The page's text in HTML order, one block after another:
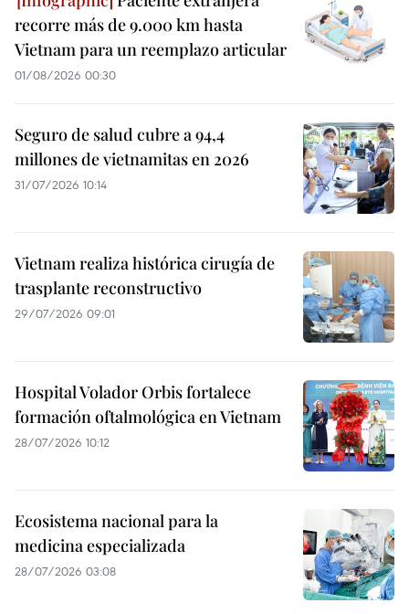
recorre más de 9.000 km hasta
Vietnam para un reemplazo articular
01/08/2026 00:30
Seguro de salud cubre a 94,4
millones de vietnamitas en 2026
31/07/2026 10:14
Vietnam realiza histórica cirugía de
trasplante reconstructivo
29/07/2026 09:01
Hospital Volador Orbis fortalece
formación oftalmológica en Vietnam
28/07/2026 10:12
Ecosistema nacional para la
medicina especializada
28/07/2026 03:08